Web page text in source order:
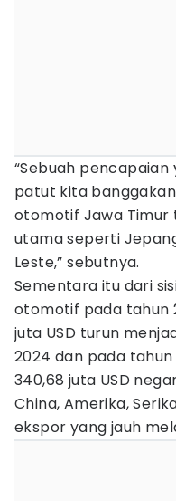
“Sebuah
patut kita
otomotif Jawa Timur
utama seperti
Leste,” sebutnya.
Sementara itu dari
otomotif pada tahun
juta USD turun
2024 dan pada
340,68 juta USD
China, Amerika,
ekspor yang jauh